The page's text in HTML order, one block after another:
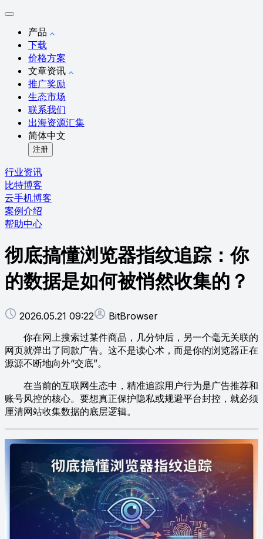
产品
下载
价格方案
文章资讯
推广奖励
生态市场
联系我们
出海资源汇集
简体中文
注册
行业资讯
比特博客
云手机博客
案例介绍
帮助中心
彻底搞懂浏览器指纹追踪：你
的数据是如何被悄然收集的？
2026.05.21 09:22
BitBrowser
你在网上搜索过某件商品，几分钟后，另一个毫无关联的
网页就弹出了同款广告。这不是读心术，而是你的浏览器正在
源源不断地向外“交底”。
在当前的互联网生态中，精准追踪用户行为是广告推荐和
账号风控的核心。要想真正保护隐私或规避平台封控，就必须
厘清网站收集数据的底层逻辑。